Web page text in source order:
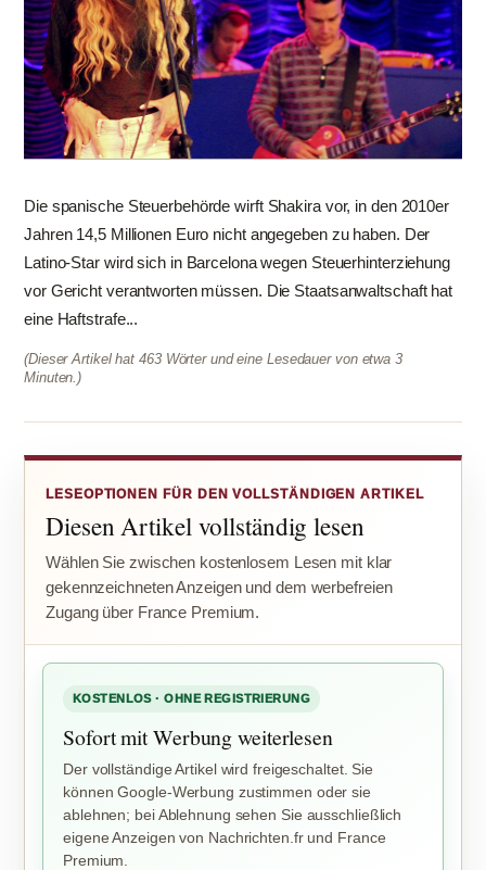
Die spanische Steuerbehörde wirft Shakira vor, in den 2010er
Jahren 14,5 Millionen Euro nicht angegeben zu haben. Der
Latino-Star wird sich in Barcelona wegen Steuerhinterziehung
vor Gericht verantworten müssen. Die Staatsanwaltschaft hat
eine Haftstrafe...
(Dieser Artikel hat 463 Wörter und eine Lesedauer von etwa 3
Minuten.)
LESEOPTIONEN FÜR DEN VOLLSTÄNDIGEN ARTIKEL
Diesen Artikel vollständig lesen
Wählen Sie zwischen kostenlosem Lesen mit klar
gekennzeichneten Anzeigen und dem werbefreien
Zugang über France Premium.
KOSTENLOS · OHNE REGISTRIERUNG
Sofort mit Werbung weiterlesen
Der vollständige Artikel wird freigeschaltet. Sie
können Google-Werbung zustimmen oder sie
ablehnen; bei Ablehnung sehen Sie ausschließlich
eigene Anzeigen von Nachrichten.fr und France
Premium.